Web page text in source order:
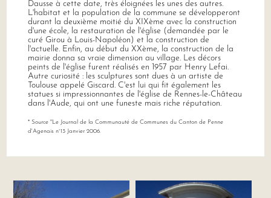
Dausse à cette date, très éloignées les unes des autres.
L'habitat et la population de la commune se développeront
durant la deuxième moitié du XIXème avec la construction
d'une école, la restauration de l'église (demandée par le
curé Girou à Louis-Napoléon) et la construction de
l'actuelle. Enfin, au début du XXème, la construction de la
mairie donna sa vraie dimension au village. Les décors
peints de l'église furent réalisés en 1957 par Henry Lefai.
Autre curiosité : les sculptures sont dues à un artiste de
Toulouse appelé Giscard. C'est lui qui fit également les
statues si impressionnantes de l'église de Rennes-le-Château
dans l'Aude, qui ont une funeste mais riche réputation.
* Source "Le Journal de la Communauté de Communes du Canton de Penne
d'Agenais n°13 Janvier 2006.